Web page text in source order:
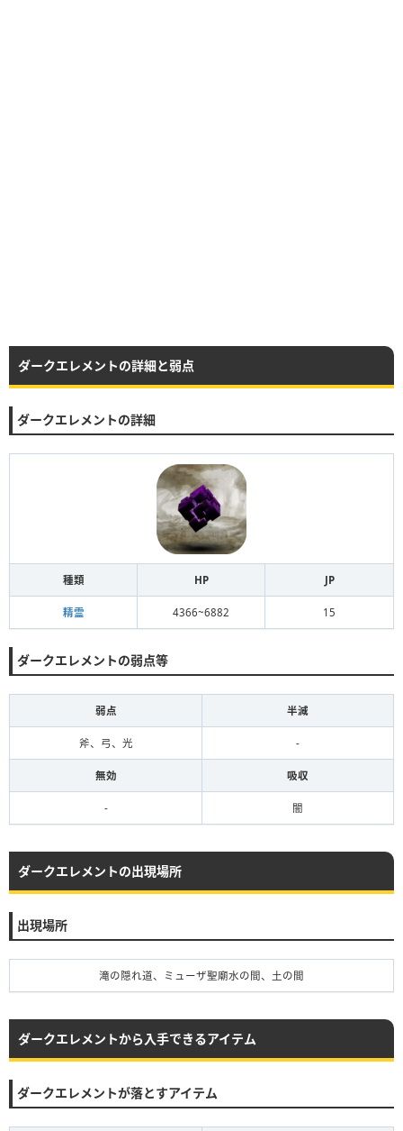
ダークエレメントの詳細と弱点
ダークエレメントの詳細
種類 HP JP
精霊 4366~6882 15
ダークエレメントの弱点等
弱点 半減
斧、弓、光 -
無効 吸収
- 闇
ダークエレメントの出現場所
出現場所
滝の隠れ道、ミューザ聖廟水の間、土の間
ダークエレメントから入手できるアイテム
ダークエレメントが落とすアイテム